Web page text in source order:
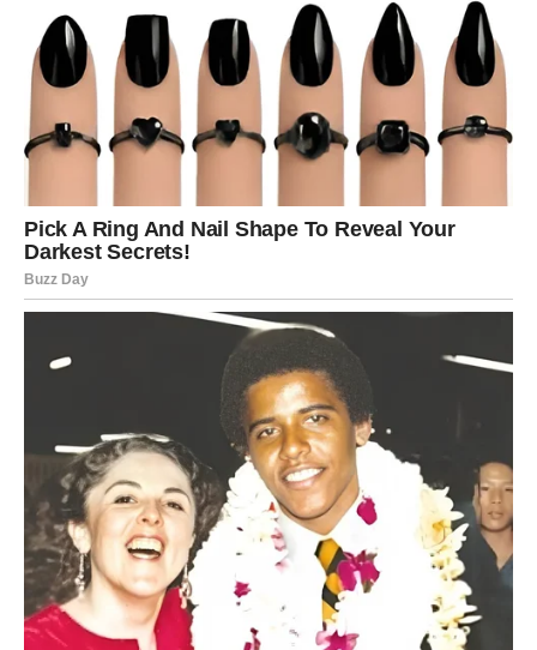
Zaključak
Ovi recepti pružaju savršen balans između uživanja u
ukusnoj poslastici i unapređenja zdravlja kroz prirodni
napitak. Kolač sa dve vrste kora savršen je izbor za
porodična okupljanja ili specijalne prilike, dok čaj od
lanenih semenki nudi prirodni način za poboljšanje
opšteg zdravlja i izgled kože.Primenite ove recepte i
uživajte u njihovim prednostima!
PREUZMITE BESPLATNO!
⋆ KNJIGA SA RECEPTIMA ⋆